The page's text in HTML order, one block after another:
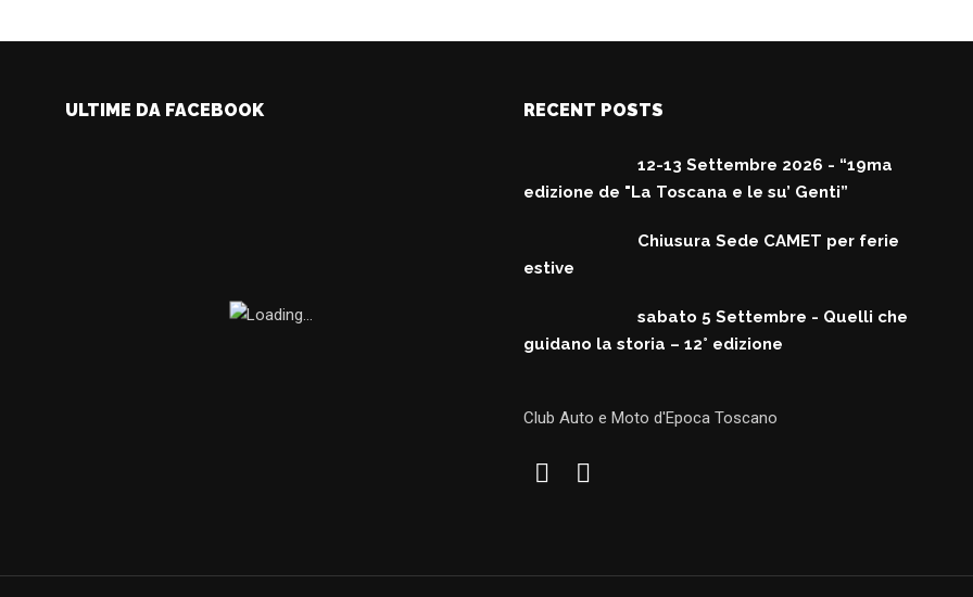
ULTIME DA FACEBOOK RECENT POSTS
12-13 Settembre 2026 - “19ma
edizione de "La Toscana e le su’ Genti”
Chiusura Sede CAMET per ferie
estive
sabato 5 Settembre - Quelli che
guidano la storia – 12° edizione
Club Auto e Moto d'Epoca Toscano